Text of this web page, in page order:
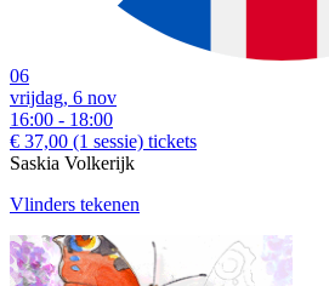
06
vrijdag, 6 nov
16:00 - 18:00
€ 37,00 (1 sessie) tickets
Saskia Volkerijk
Vlinders tekenen